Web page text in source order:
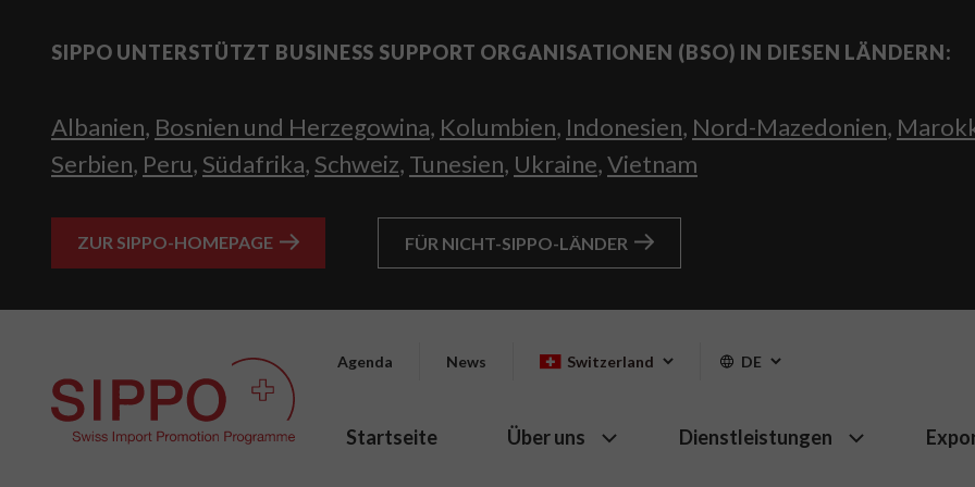
SIPPO UNTERSTÜTZT BUSINESS SUPPORT ORGANISATIONEN (BSO) IN DIESEN LÄNDERN:
Albanien, Bosnien und Herzegowina, Kolumbien, Indonesien, Nord-Mazedonien,
Serbien, Peru, Südafrika, Schweiz, Tunesien, Ukraine,Vietnam
ZUR SIPPO-HOMEPAGE FÜR NICHT-SIPPO-LÄNDER
Agenda News Switzerland DE
Startseite Über uns Dienstleistungen